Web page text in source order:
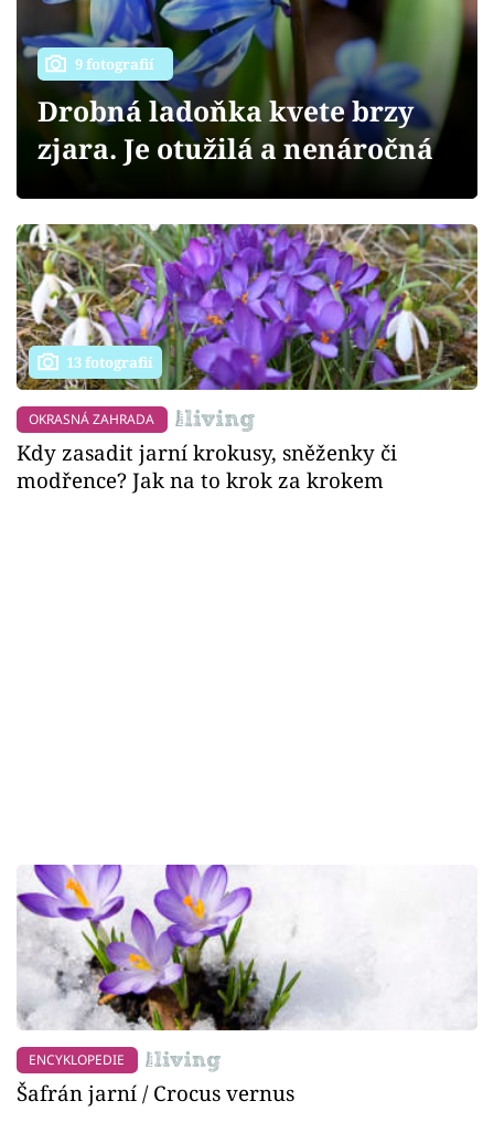
Přihlášení
Sledujte nás
9 fotografií
Drobná ladoňka kvete brzy
zjara. Je otužilá a nenáročná
13 fotografií
OKRASNÁ ZAHRADA
Kdy zasadit jarní krokusy, sněženky či
modřence? Jak na to krok za krokem
ENCYKLOPEDIE
Šafrán jarní / Crocus vernus